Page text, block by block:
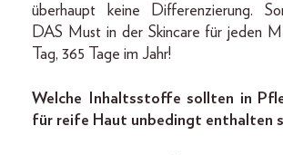
überhaupt keine Differenzierung.
DAS Must in der Skincare für jeden
Tag, 365 Tage im Jahr!
Welche Inhaltsstoffe sollten in
für reife Haut unbedingt enthalten